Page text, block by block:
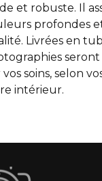
et robuste. Il
profondes
Livrées en
vos soins, selon
intérieur.